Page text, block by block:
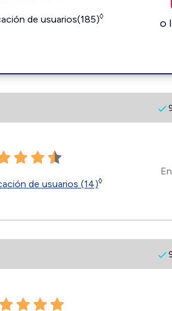
de usuarios(185)◊ o
de usuarios (14)◊